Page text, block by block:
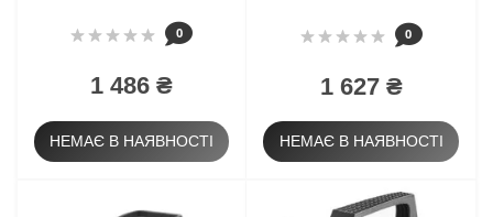
0
1 486 ₴
НЕМАЄ В НАЯВНОСТІ
0
1 627 ₴
НЕМАЄ В НАЯВНОСТІ